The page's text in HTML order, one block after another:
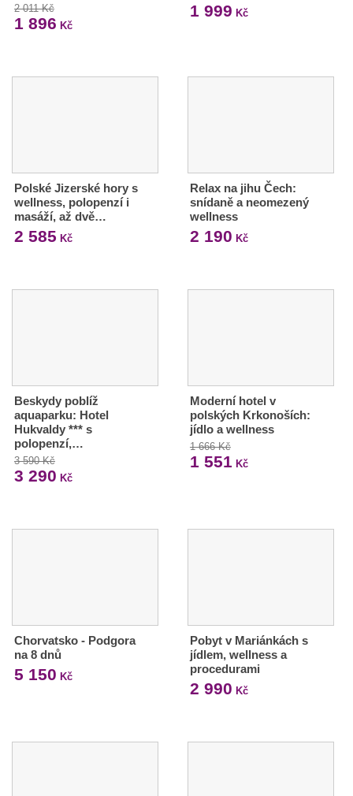
2 011 Kč
1 896 Kč
1 999 Kč
Polské Jizerské hory s
wellness, polopenzí i
masáží, až dvě…
2 585 Kč
Relax na jihu Čech:
snídaně a neomezený
wellness
2 190 Kč
Beskydy poblíž
aquaparku: Hotel
Hukvaldy *** s
polopenzí,…
3 590 Kč
3 290 Kč
Moderní hotel v
polských Krkonoších:
jídlo a wellness
1 666 Kč
1 551 Kč
Chorvatsko - Podgora
na 8 dnů
5 150 Kč
Pobyt v Mariánkách s
jídlem, wellness a
procedurami
2 990 Kč